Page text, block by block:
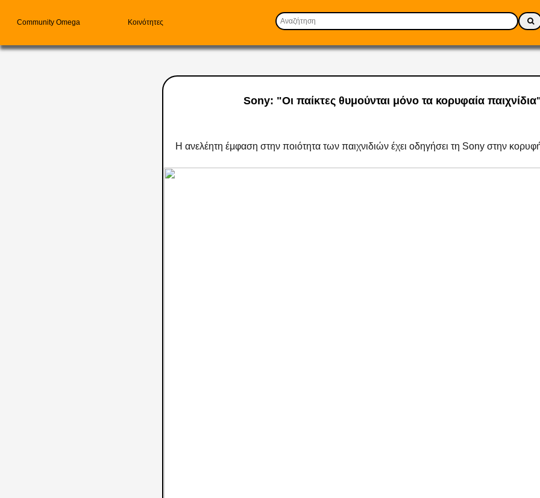
Community Omega Κοινότητες
Sony: "Οι παίκτες θυμούνται μόνο τα κορυφαία
Η ανελέητη έμφαση στην ποιότητα των παιχνιδιών έχει οδηγήσει τη Sony στην